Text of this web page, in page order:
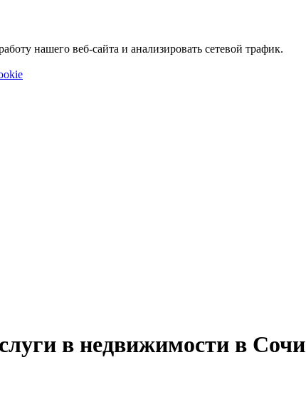
нашего веб-сайта и анализировать сетевой трафик.
в недвижимости в Сочи